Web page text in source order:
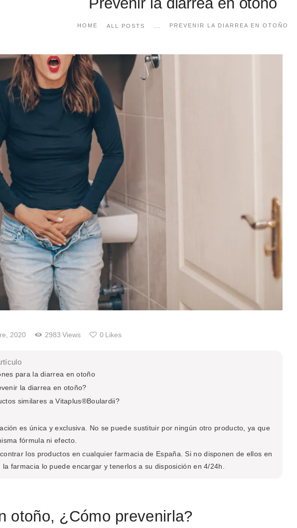
HOME ALL POSTS ... PREVENIR LA DIARREA EN OTOÑO
2020 2983 Views 0 Likes
para la diarrea en otoño
la diarrea en otoño?
similares a Vitaplus®Boulardii?
es única y exclusiva. No se puede sustituir por ningún otro producto, ya que
fórmula ni efecto.
los productos en cualquier farmacia de España. Si no disponen de ellos en
la farmacia lo puede encargar y tenerlos a su disposición en 4/24h.
otoño, ¿Cómo prevenirla?